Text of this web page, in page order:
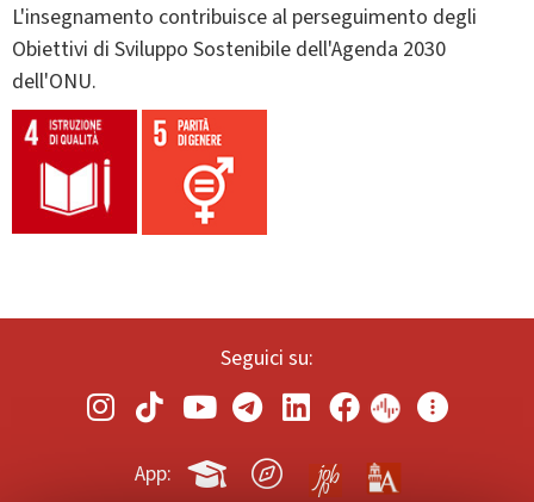
L'insegnamento contribuisce al perseguimento degli
Obiettivi di Sviluppo Sostenibile dell'Agenda 2030
dell'ONU.
Seguici su:
App: